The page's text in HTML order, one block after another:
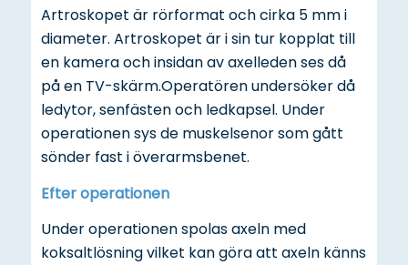
Artroskopet är rörformat och cirka 5 mm i
diameter. Artroskopet är i sin tur kopplat till
en kamera och insidan av axelleden ses då
på en TV-skärm.Operatören undersöker då
ledytor, senfästen och ledkapsel. Under
operationen sys de muskelsenor som gått
sönder fast i överarmsbenet.
Efter operationen
Under operationen spolas axeln med
koksaltlösning vilket kan göra att axeln känns